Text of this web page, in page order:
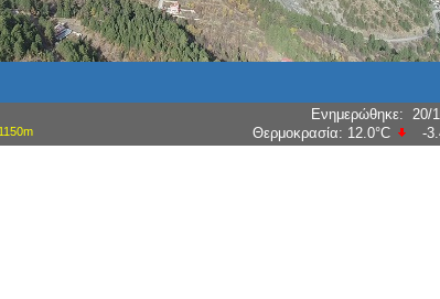
Ενημερώθηκε: 20/
Θερμοκρασία: 12.0°C -